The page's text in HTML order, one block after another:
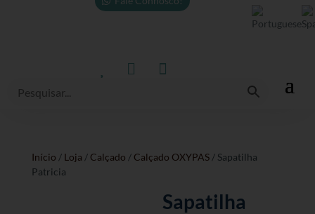
 
Início / Loja / Calçado / Calçado OXYPAS/ Sapatilha
Patricia
Sapatilha